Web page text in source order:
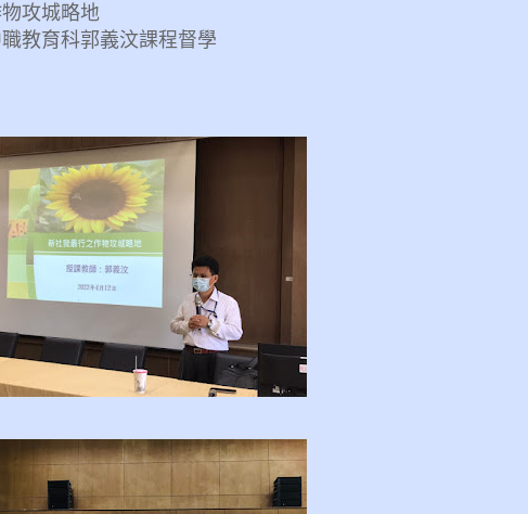
攻城略地
教育科郭義汶課程督學